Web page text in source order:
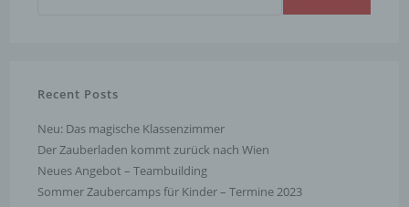
Recent Posts
Neu: Das magische Klassenzimmer
Der Zauberladen kommt zurück nach Wien
Neues Angebot – Teambuilding
Sommer Zaubercamps für Kinder – Termine 2023
Verantwortlicher ist die natürliche oder juristische
Daten entscheidet. Sind die Zwecke und Mittel dieser
der Mitgliedstaaten vorgegeben, so kann der
Verantwortliche beziehungsweise können die
bestimmten Kriterien seiner Benennung nach dem
Unionsrecht oder dem Recht der Mitgliedstaaten